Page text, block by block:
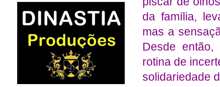
da família,
mas a
Desde então,
rotina de
solidariedade